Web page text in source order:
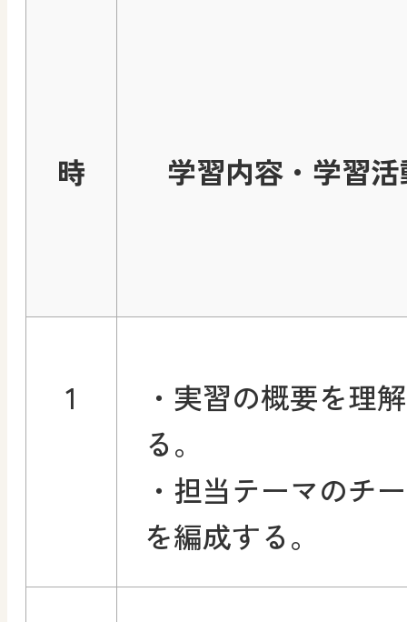
時 学習内容・学習
1
・実習の概要を理
る。
・担当テーマのチ
を編成する。